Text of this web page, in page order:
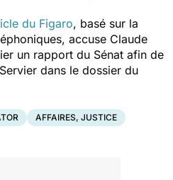
du Figaro, basé sur la
accuse Claude
un rapport du Sénat afin de
dans le dossier du
AFFAIRES, JUSTICE